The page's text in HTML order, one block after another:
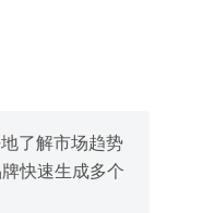
了解市场趋势
快速生成多个